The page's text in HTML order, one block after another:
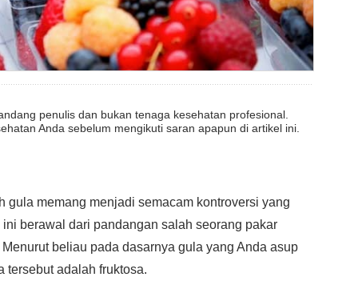
penulis dan bukan tenaga kesehatan profesional.
Anda sebelum mengikuti saran apapun di artikel ini.
gula memang menjadi semacam kontroversi yang
berawal dari pandangan salah seorang pakar
beliau pada dasarnya gula yang Anda asup
tersebut adalah fruktosa.